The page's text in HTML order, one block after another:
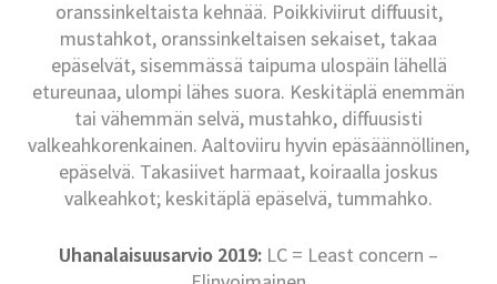
oranssinkeltaista kehnää. Poikkiviirut diffuusit,
mustahkot, oranssinkeltaisen sekaiset, takaa
epäselvät, sisemmässä taipuma ulospäin lähellä
etureunaa, ulompi lähes suora. Keskitäplä enemmän
tai vähemmän selvä, mustahko, diffuusisti
valkeahkorenkainen. Aaltoviiru hyvin epäsäännöllinen,
epäselvä. Takasiivet harmaat, koiraalla joskus
valkeahkot; keskitäplä epäselvä, tummahko.
Uhanalaisuusarvio 2019: LC = Least concern –